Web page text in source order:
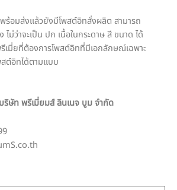
ร้อมส่งแล้วยังมีโพสต์อิทสั่งผลิต สามารถ
ม่ว่าจะเป็น ปก เนื้อในกระดาษ สี ขนาด ได้
เมี่ยที่ต้องการโพสต์อิทที่มีเอกลักษณ์เฉพาะ
ต์อิทได้ตามแบบ
ษัท พรีเมี่ยมส์ ลินเนจ บูม จำกัด